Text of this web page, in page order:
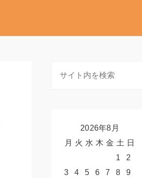
2026年8月
月 火 水 木 金 土 日
1
2
3
4 5 6 7 8
9